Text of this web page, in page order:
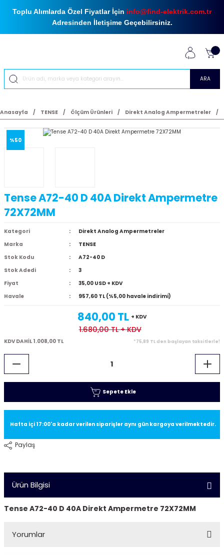
Toplu Alımlarda Özel Fiyatlar İçin info@find-elektrik.com.tr
Adresinden İletişime Geçebilirsiniz.
ARA
Anasayfa TENSE Ölçüm Ürünleri Direkt Analog Ampermetreler
%50
Tense A72-40 D 40A Direkt Ampermetre
72X72MM
Kategori
Direkt Analog Ampermetreler
Marka
TENSE
Stok Kodu
A72-40 D
Stok Adedi
3
Fiyat
35,00 USD + KDV
Havale
957,60 TL (%5,00 havale indirimi)
840,00 TL + KDV
1.680,00 TL+ KDV
KDV DAHİL 1.008,00 TL *75,89 TL den başlayan taksitlerle!
Sepete Ekle
Hafta içi 17:00'a kadar verilen siparişler aynı gün kargoya verilmektedir.
Paylaş
Ürün Bilgisi
Tense A72-40 D 40A Direkt Ampermetre 72X72MM
Yorumlar